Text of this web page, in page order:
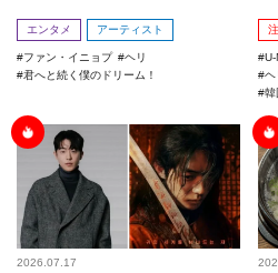
エンタメ アーティスト
ファン・イニョプ
ヘリ
君へと続く僕のドリーム！
ヘ
韓
2026.07.17